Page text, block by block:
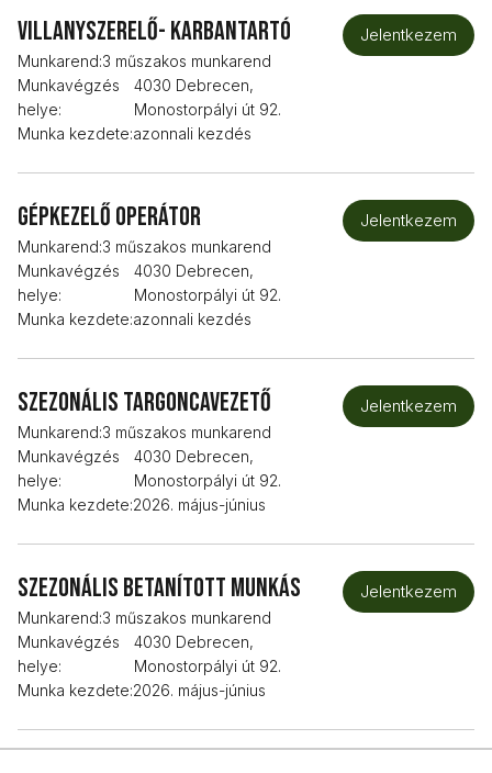
Villanyszerelő- karbantartó
Munkarend:3 műszakos munkarend
Munkavégzés
helye:
4030 Debrecen,
Monostorpályi út 92.
Munka kezdete:azonnali kezdés
Jelentkezem
Gépkezelő operátor
Munkarend:3 műszakos munkarend
Munkavégzés
helye:
4030 Debrecen,
Monostorpályi út 92.
Munka kezdete:azonnali kezdés
Jelentkezem
Szezonális targoncavezető
Munkarend:3 műszakos munkarend
Munkavégzés
helye:
4030 Debrecen,
Monostorpályi út 92.
Munka kezdete:2026. május-június
Jelentkezem
Szezonális betanított munkás
Munkarend:3 műszakos munkarend
Munkavégzés
helye:
4030 Debrecen,
Monostorpályi út 92.
Munka kezdete:2026. május-június
Jelentkezem